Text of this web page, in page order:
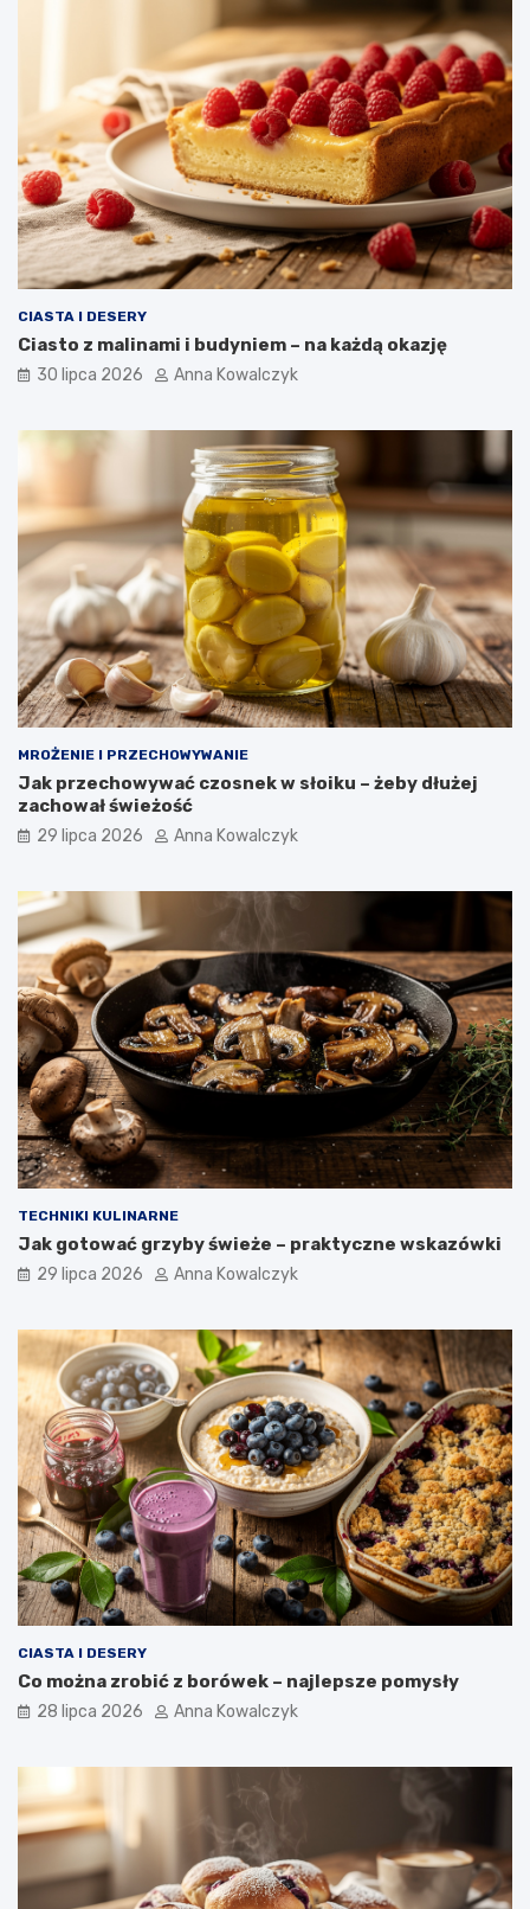
CIASTA I DESERY
Ciasto z malinami i budyniem – na każdą okazję
30 lipca 2026 Anna Kowalczyk
MROŻENIE I PRZECHOWYWANIE
Jak przechowywać czosnek w słoiku – żeby dłużej
zachował świeżość
29 lipca 2026 Anna Kowalczyk
TECHNIKI KULINARNE
Jak gotować grzyby świeże – praktyczne wskazówki
29 lipca 2026 Anna Kowalczyk
CIASTA I DESERY
Co można zrobić z borówek – najlepsze pomysły
28 lipca 2026 Anna Kowalczyk